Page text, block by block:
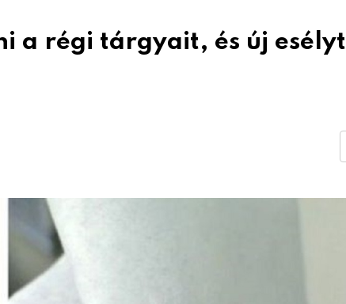
a régi tárgyait, és új esélyt